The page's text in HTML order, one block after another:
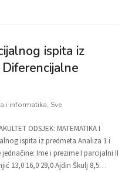
ispita iz
i informatika, Sve
ODSJEK: MATEMATIKA I
ispita iz predmeta Analiza 1 i
Ime i prezime I parcijalni II
13,0 16,0 29,0 Ajdin Škulj 8,5…